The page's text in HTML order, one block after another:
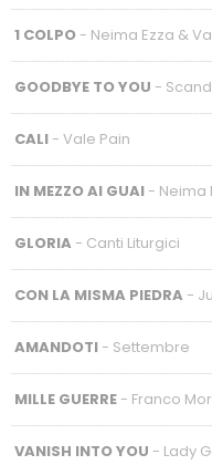
1 COLPO- Neima Ezza &
GOODBYE TO YOU -
CALI- Vale Pain
IN MEZZO AI GUAI- Neima
GLORIA - Canti Liturgici
CON LA MISMA PIEDRA -
AMANDOTI- Settembre
MILLE GUERRE- Franco
VANISH INTO YOU - Lady